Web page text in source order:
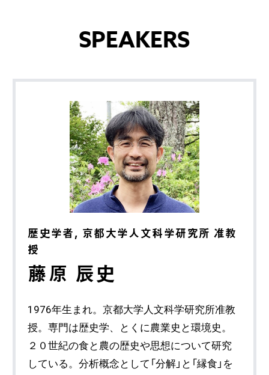
SPEAKERS
歴史学者, 京都大学人文科学研究所 准教
授
藤原 辰史
1976年生まれ。京都大学人文科学研究所准教
授。専門は歴史学、とくに農業史と環境史。
２０世紀の食と農の歴史や思想について研究
している。分析概念として「分解」と「縁食」を